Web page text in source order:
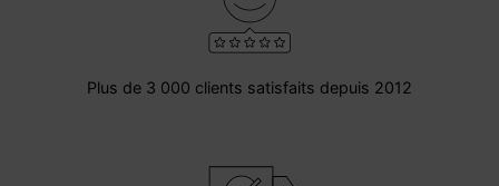
Plus de 3 000 clients satisfaits depuis 2012